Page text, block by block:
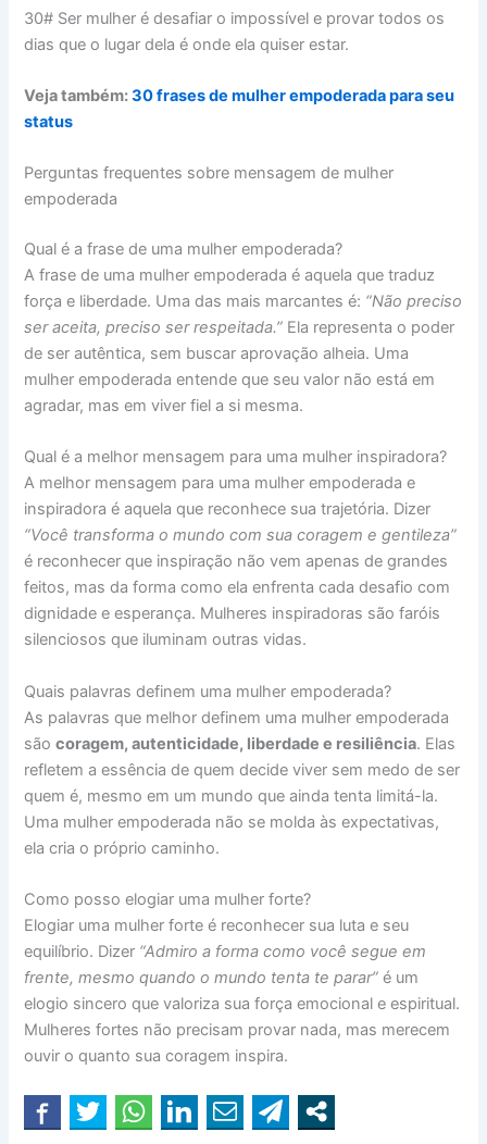
30# Ser mulher é desafiar o impossível e provar todos os
dias que o lugar dela é onde ela quiser estar.
Veja também:30 frases de mulher empoderada para seu
status
Perguntas frequentes sobre mensagem de mulher
empoderada
Qual é a frase de uma mulher empoderada?
A frase de uma mulher empoderada é aquela que traduz
força e liberdade. Uma das mais marcantes é: “Não preciso
ser aceita, preciso ser respeitada.” Ela representa o poder
de ser autêntica, sem buscar aprovação alheia. Uma
mulher empoderada entende que seu valor não está em
agradar, mas em viver fiel a si mesma.
Qual é a melhor mensagem para uma mulher inspiradora?
A melhor mensagem para uma mulher empoderada e
inspiradora é aquela que reconhece sua trajetória. Dizer
“Você transforma o mundo com sua coragem e gentileza”
é reconhecer que inspiração não vem apenas de grandes
feitos, mas da forma como ela enfrenta cada desafio com
dignidade e esperança. Mulheres inspiradoras são faróis
silenciosos que iluminam outras vidas.
Quais palavras definem uma mulher empoderada?
As palavras que melhor definem uma mulher empoderada
sãocoragem, autenticidade, liberdade e resiliência. Elas
refletem a essência de quem decide viver sem medo de ser
quem é, mesmo em um mundo que ainda tenta limitá-la.
Uma mulher empoderada não se molda às expectativas,
ela cria o próprio caminho.
Como posso elogiar uma mulher forte?
Elogiar uma mulher forte é reconhecer sua luta e seu
equilíbrio. Dizer “Admiro a forma como você segue em
frente, mesmo quando o mundo tenta te parar” é um
elogio sincero que valoriza sua força emocional e espiritual.
Mulheres fortes não precisam provar nada, mas merecem
ouvir o quanto sua coragem inspira.